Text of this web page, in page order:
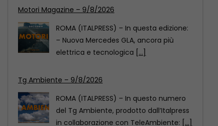
Tg Ambiente – 9/8/2026
ROMA (ITALPRESS) – In questo numero
del Tg Ambiente, prodotto dall’Italpress
in collaborazione con TeleAmbiente:
Xinjiang, giovani calciatori cinesi e statunitensi si
incontrano grazie a sport
Uno scambio calcistico giovanile tra
Cina e Stati Uniti si è svolto nel fine